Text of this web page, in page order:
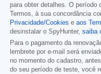
para obter detalhes. O
Termos, à sua concordância
Privacidade/Cookies e aos
desinstalar o SpyHunter, saiba
Para o pagamento da
lembrete por e-mail será
no momento do cadastro,
do seu período de teste, você